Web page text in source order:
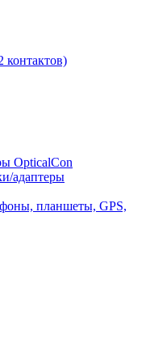
контактов)
OpticalCon
адаптеры
планшеты, GPS,